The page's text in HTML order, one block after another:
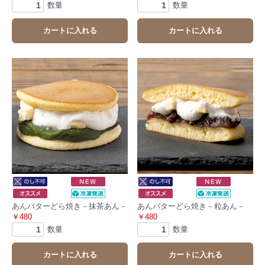
数量
カートに入れる
数量
カートに入れる
あんバターどら焼き－抹茶あん－
￥480
数量
カートに入れる
あんバターどら焼き－粒あん－
￥480
数量
カートに入れる